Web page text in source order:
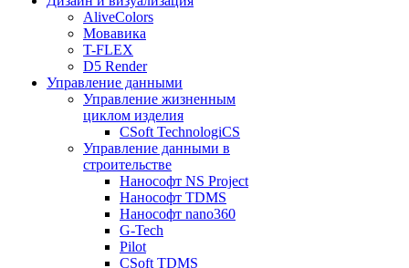
AliveColors
Мовавика
T-FLEX
D5 Render
Управление данными
Управление жизненным
циклом изделия
CSoft TechnologiCS
Управление данными в
строительстве
Нанософт NS Project
Нанософт TDMS
Нанософт nano360
G-Tech
Pilot
CSoft TDMS